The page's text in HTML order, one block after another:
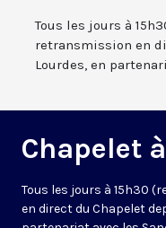
Tous les jours à
retransmission en
Lourdes, en
Chapelet
Tous les jours à 15h30
en direct du Chapelet